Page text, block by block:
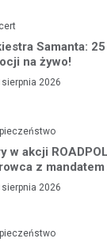
Samanta:
na żywo!
sierpnia 2026
w akcji
z
sierpnia 2026